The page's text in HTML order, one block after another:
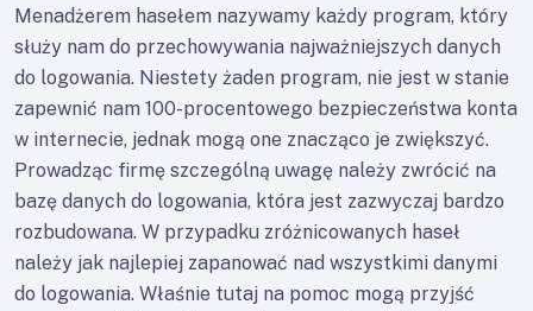
Menadżerem hasełem nazywamy każdy program, który
służy nam do przechowywania najważniejszych danych
do logowania. Niestety żaden program, nie jest w stanie
zapewnić nam 100-procentowego bezpieczeństwa konta
w internecie, jednak mogą one znacząco je zwiększyć.
Prowadząc firmę szczególną uwagę należy zwrócić na
bazę danych do logowania, która jest zazwyczaj bardzo
rozbudowana. W przypadku zróżnicowanych haseł
należy jak najlepiej zapanować nad wszystkimi danymi
do logowania. Właśnie tutaj na pomoc mogą przyjść